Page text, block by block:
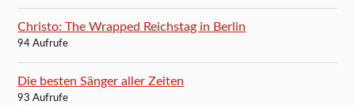
Christo: The Wrapped Reichstag in Berlin
94 Aufrufe
Die besten Sänger aller Zeiten
93 Aufrufe